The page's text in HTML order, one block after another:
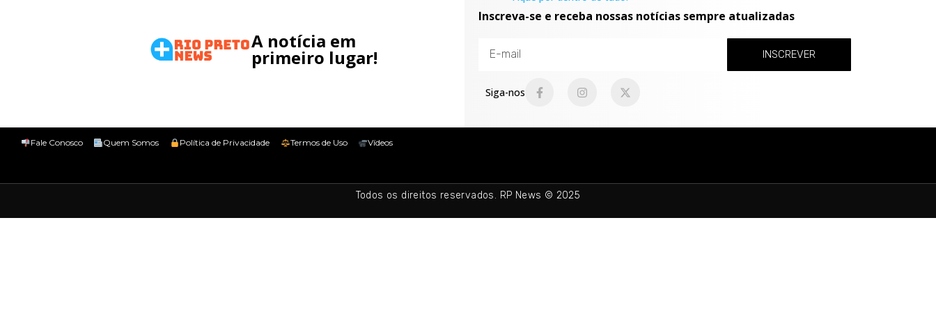
A notícia em
primeiro lugar!
Inscreva-se e receba nossas notícias sempre atualizadas
INSCREVER
Siga-nos
Fale Conosco Quem Somos Política de Privacidade Termos de Uso Vídeos
Todos os direitos reservados. RP News © 2025